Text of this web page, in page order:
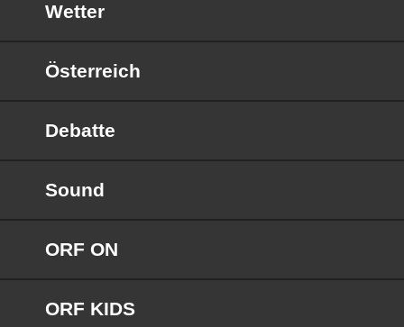
Wetter
Österreich
Debatte
Sound
ORF ON
ORF KIDS